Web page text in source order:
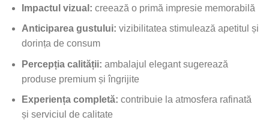
Impactul vizual: creează o primă impresie memorabilă
Anticiparea gustului: vizibilitatea stimulează apetitul și
dorința de consum
Percepția calității: ambalajul elegant sugerează
produse premium și îngrijite
Experiența completă: contribuie la atmosfera rafinată
și serviciul de calitate